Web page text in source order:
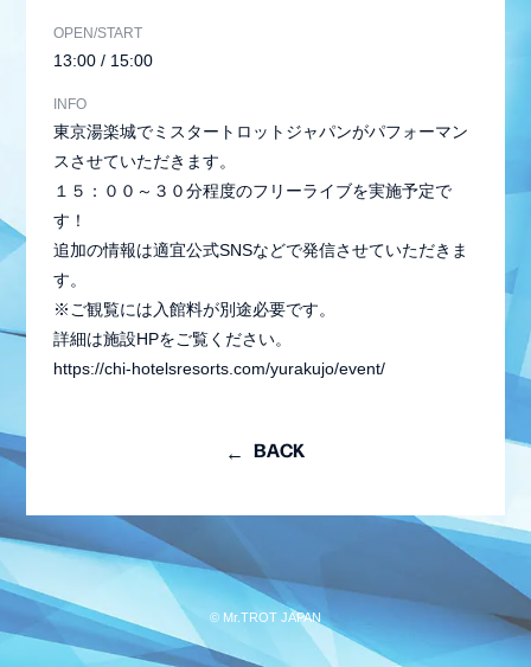
番組紹介
会員登録 ログイン
MEMBER BLOG
OPEN/START
13:00 / 15:00
INFO
東京湯楽城でミスタートロットジャパンがパフォーマン
スさせていただきます。
１５：００～３０分程度のフリーライブを実施予定で
す！
追加の情報は適宜公式SNSなどで発信させていただきま
す。
※ご観覧には入館料が別途必要です。
詳細は施設HPをご覧ください。
https://chi-hotelsresorts.com/yurakujo/event/
BACK
© Mr.TROT JAPAN